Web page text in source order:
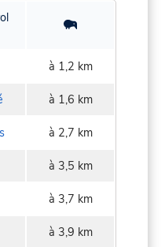
à 1,2 km
à 1,6 km
à 2,7 km
à 3,5 km
à 3,7 km
à 3,9 km